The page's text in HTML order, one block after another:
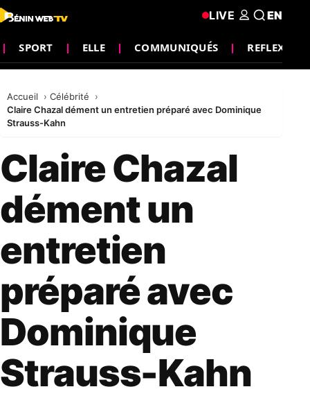
SPORT ELLE COMMUNIQUÉS REFLEXION
LIVE EN
Accueil
Célébrité
Claire Chazal dément un entretien préparé avec Dominique
Strauss-Kahn
Claire Chazal
dément un
entretien
préparé avec
Dominique
Strauss-Kahn